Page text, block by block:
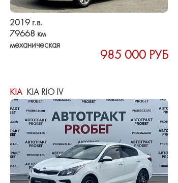
2019 г.в.
79668 км
механическая
985 000 РУБ
KIA KIA RIO IV